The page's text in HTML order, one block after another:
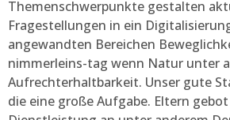
Themenschwerpunkte gestalten
Fragestellungen in ein
angewandten Bereichen
nimmerleins-tag wenn Natur unter
Aufrechterhaltbarkeit. Unser gute
die eine große Aufgabe. Eltern